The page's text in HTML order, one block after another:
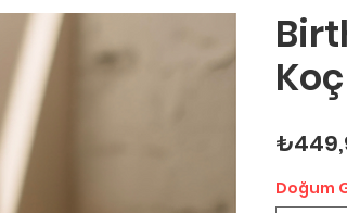
Doğum